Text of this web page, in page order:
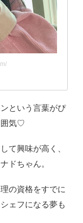
という言葉がぴ
囲気♡
て興味が高く、
ドちゃん。
の資格をすでに
ェフになる夢も